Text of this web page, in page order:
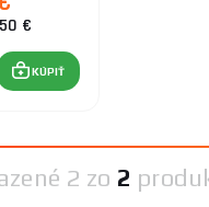
€
KÚPIŤ
2 zo 2